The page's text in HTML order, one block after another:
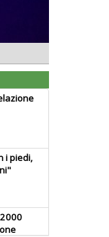
i piedi,